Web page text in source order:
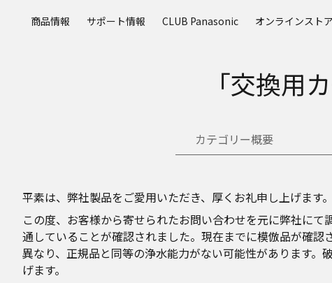
商品情報 サポート情報 CLUB Panasonic オンラインストア
「交換用
カテゴリー概要
平素は、弊社製品をご愛用いただき、厚くお礼申し上げます。
この度、お客様から寄せられたお問い合わせを元に弊社に
通していることが確認されました。現在までに模倣品が確
異なり、正規品と同等の浄水能力がない可能性があります
げます。